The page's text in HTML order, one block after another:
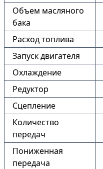
Объем масляного
бака
Расход топлива
Запуск двигателя
Охлаждение
Редуктор
Сцепление
Количество
передач
Пониженная
передача